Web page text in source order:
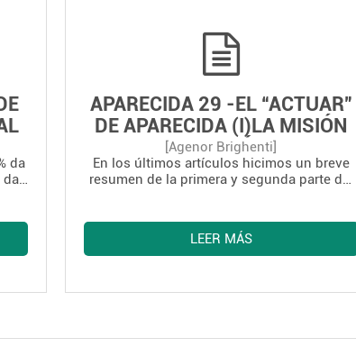
y
responsabilidades políticas, econômicas e
culturais (DA 501).
da
da
APARECIDA 29 -EL “ACTUAR”
DE APARECIDA (I)LA MISIÓN
DE LOS DISCÍPULOS
MISIONEROS
[Agenor Brighenti]
En los últimos artículos hicimos un breve
resumen de la primera y segunda parte del
dedicada al “actuar”. En cuatro artículos
vamos a presentar las perspectivas de
acción para que nuestros pueblos tengan
LEER MÁS